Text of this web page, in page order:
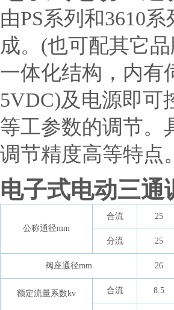
由PS系列和3610
成。(也可配其它
一体化结构，内有
5VDC)及电源即可
等工参数的调节。
调节精度高等特点
电子式电动三
公称通径mm
合流 25
分流 25
阀座通径mm 26
额定流量系数kv 合流 8.5